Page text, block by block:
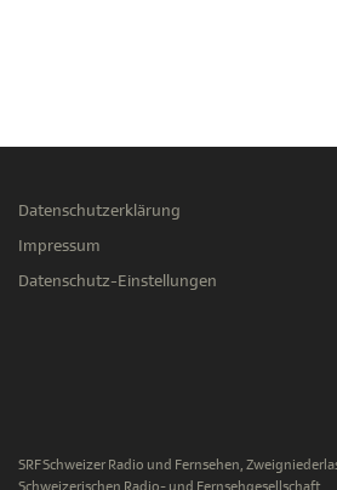
Datenschutzerklärung
Impressum
Datenschutz-Einstellungen
SRF Schweizer Radio und Fernsehen,